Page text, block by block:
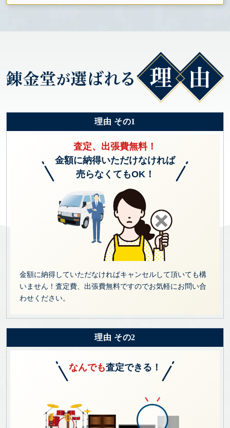
理由 その1
査定、出張費無料！
金額に納得いただけなければ
売らなくてもOK！
金額に納得していただなければキャンセルして頂いても構
いません！査定費、出張費無料ですのでお気軽にお問い合
わせください。
理由 その2
なんでも査定できる！